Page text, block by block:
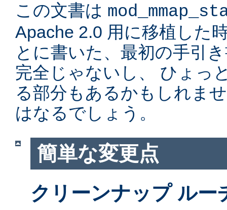
この文書は
Apache 2.0 用に移植した
とに書いた、最初の手引
完全じゃないし、 ひょっ
る部分もあるかもしれま
はなるでしょう。
簡単な変更点
クリーンナップ ルー